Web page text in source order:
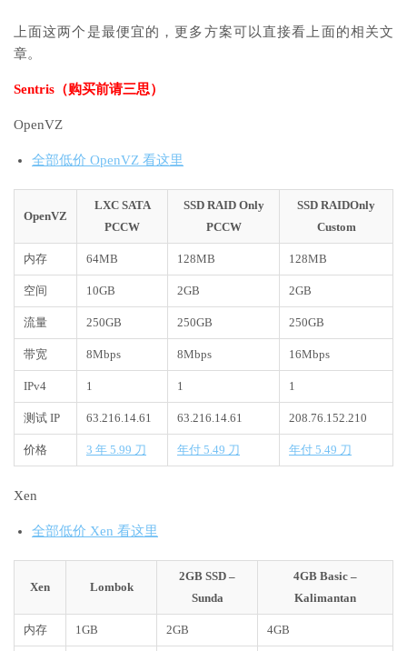
上面这两个是最便宜的，更多方案可以直接看上面的相关文
章。
Sentris（购买前请三思）
OpenVZ
全部低价 OpenVZ 看这里
OpenVZ
LXC SATA
PCCW
SSD RAID Only
PCCW
SSD RAIDOnly
Custom
内存 64MB 128MB 128MB
空间 10GB 2GB 2GB
流量 250GB 250GB 250GB
带宽 8Mbps 8Mbps 16Mbps
IPv4 1 1 1
测试 IP 63.216.14.61 63.216.14.61 208.76.152.210
价格 3 年 5.99 刀 年付 5.49 刀 年付 5.49 刀
Xen
全部低价 Xen 看这里
Xen Lombok
2GB SSD –
Sunda
4GB Basic –
Kalimantan
内存 1GB 2GB 4GB